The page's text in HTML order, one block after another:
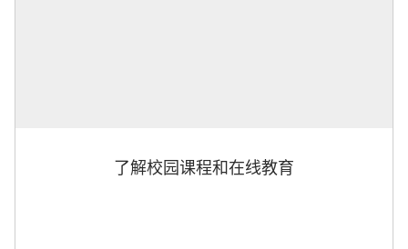
了解校园课程和在线教育